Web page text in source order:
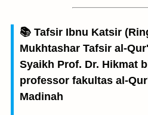
📚 Tafsir Ibnu Katsir
Mukhtashar Tafsir al-
Syaikh Prof. Dr. Hikmat
professor fakultas al-
Madinah